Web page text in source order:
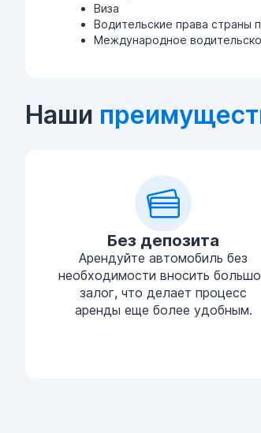
Виза
Водительские права страны
Международное
Наши
Без депозита
Арендуйте автомобиль без
необходимости вносить
залог, что делает процесс
аренды еще более удобным.